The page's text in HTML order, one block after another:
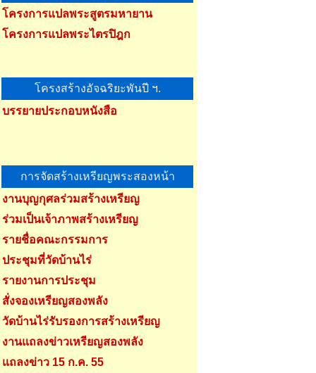
โครงการแปลพระสูตรมหายาน
โครงการแปลพระไตรปิฎก
โครงสร้างอัจฉริยะพันปี ฯ.
บรรยายประกอบหนังสือ
การจัดสร้างเหรียญพระสองหน้า
งานบุญกุศลร่วมสร้างเหรียญ
ร่วมเป็นเจ้าภาพสร้างเหรียญ
รายชื่อคณะกรรมการ
ประชุมที่วัดบ้านไร่
รายงานการประชุม
สั่งจองเหรียญสองพลัง
วัดบ้านไร่รับรองการสร้างเหรียญ
งานแถลงข่าวเหรียญสองพลัง
แถลงข่าว 15 ก.ค. 55